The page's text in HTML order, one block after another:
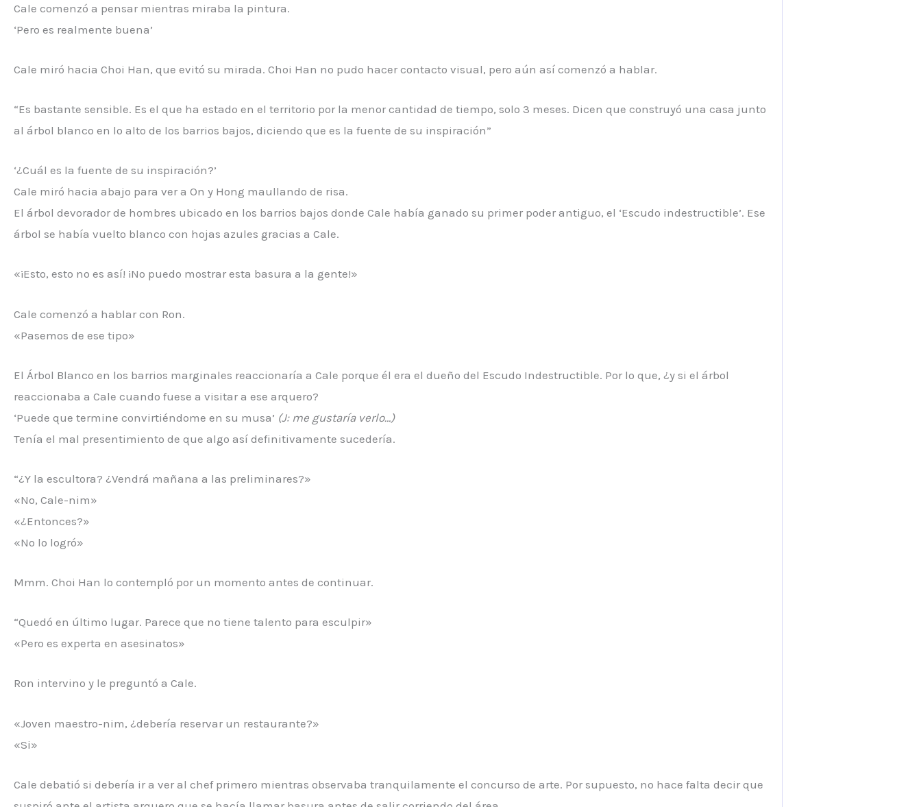
Cale comenzó a pensar mientras miraba la pintura.
‘Pero es realmente buena’
Cale miró hacia Choi Han, que evitó su mirada. Choi Han no pudo hacer contacto visual, pero aún así comenzó a hablar.
“Es bastante sensible. Es el que ha estado en el territorio por la menor cantidad de tiempo, solo 3 meses. Dicen que construyó una casa junto
al árbol blanco en lo alto de los barrios bajos, diciendo que es la fuente de su inspiración”
‘¿Cuál es la fuente de su inspiración?’
Cale miró hacia abajo para ver a On y Hong maullando de risa.
El árbol devorador de hombres ubicado en los barrios bajos donde Cale había ganado su primer poder antiguo, el ‘Escudo indestructible’. Ese
árbol se había vuelto blanco con hojas azules gracias a Cale.
«¡Esto, esto no es así! ¡No puedo mostrar esta basura a la gente!»
Cale comenzó a hablar con Ron.
«Pasemos de ese tipo»
El Árbol Blanco en los barrios marginales reaccionaría a Cale porque él era el dueño del Escudo Indestructible. Por lo que, ¿y si el árbol
reaccionaba a Cale cuando fuese a visitar a ese arquero?
‘Puede que termine convirtiéndome en su musa’ (J: me gustaría verlo…)
Tenía el mal presentimiento de que algo así definitivamente sucedería.
“¿Y la escultora? ¿Vendrá mañana a las preliminares?»
«No, Cale-nim»
«¿Entonces?»
«No lo logró»
Mmm. Choi Han lo contempló por un momento antes de continuar.
“Quedó en último lugar. Parece que no tiene talento para esculpir»
«Pero es experta en asesinatos»
Ron intervino y le preguntó a Cale.
«Joven maestro-nim, ¿debería reservar un restaurante?»
«Si»
Cale debatió si debería ir a ver al chef primero mientras observaba tranquilamente el concurso de arte. Por supuesto, no hace falta decir que